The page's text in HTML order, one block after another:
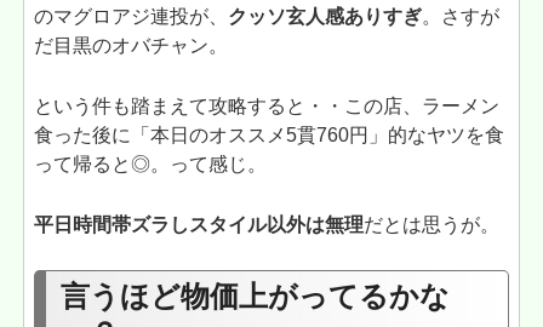
のマグロアジ連投が、 クッソ玄人感ありすぎ。さすが
だ目黒のオバチャン。
という件も踏まえて攻略すると・・この店、ラーメン
食った後に「本日のオススメ5貫760円」的なヤツを食
って帰ると◎。って感じ。
平日時間帯ズラしスタイル以外は無理だとは思うが。
言うほど物価上がってるかな